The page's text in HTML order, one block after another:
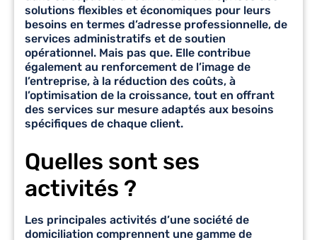
solutions flexibles et économiques pour leurs
besoins en termes d’adresse professionnelle, de
services administratifs et de soutien
opérationnel. Mais pas que. Elle contribue
également au renforcement de l’image de
l’entreprise, à la réduction des coûts, à
l’optimisation de la croissance, tout en offrant
des services sur mesure adaptés aux besoins
spécifiques de chaque client.
Quelles sont ses
activités ?
Les principales activités d’une société de
domiciliation comprennent une gamme de